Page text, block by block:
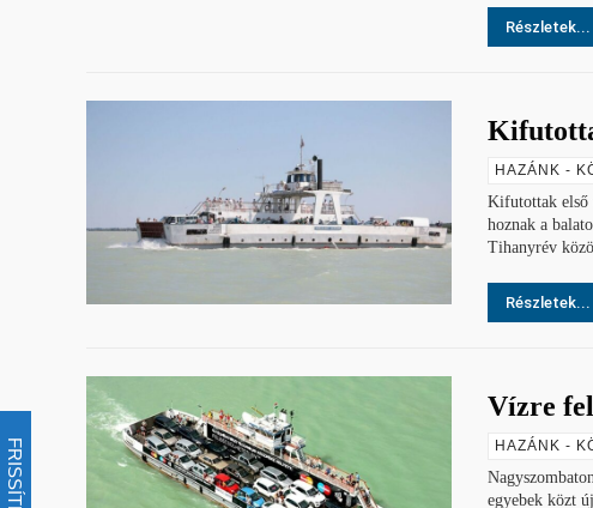
FRISSÍTÉS
Részletek...
HAZÁNK -
Kifutottak első
hoznak a
Tihanyrév
Részletek...
Vízre
HAZÁNK -
egyebek közt